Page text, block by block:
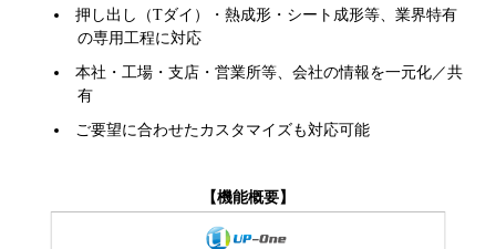
押し出し（Tダイ）・熱成形・シート成形等、業界特有
の専用工程に対応
本社・工場・支店・営業所等、会社の情報を一元化／共
有
ご要望に合わせたカスタマイズも対応可能
【機能概要】